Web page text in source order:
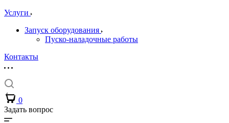
Услуги
Запуск оборудования
Пуско-наладочные работы
Контакты
0
Задать вопрос